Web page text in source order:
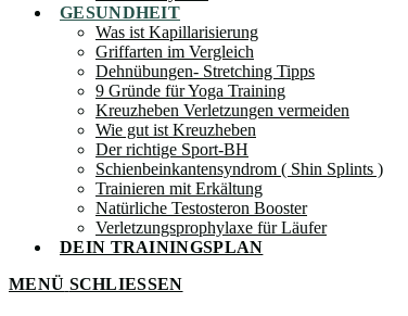
GESUNDHEIT
Was ist Kapillarisierung
Griffarten im Vergleich
Dehnübungen- Stretching Tipps
9 Gründe für Yoga Training
Kreuzheben Verletzungen vermeiden
Wie gut ist Kreuzheben
Der richtige Sport-BH
Schienbeinkantensyndrom ( Shin Splints )
Trainieren mit Erkältung
Natürliche Testosteron Booster
Verletzungsprophylaxe für Läufer
DEIN TRAININGSPLAN
MENÜ SCHLIESSEN